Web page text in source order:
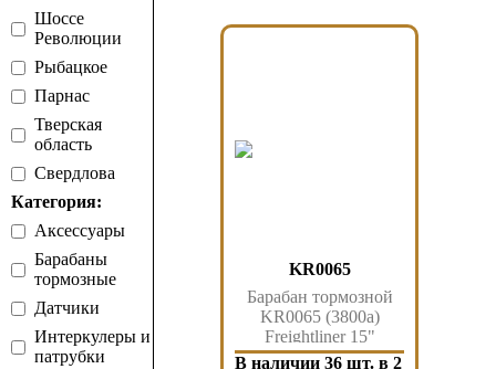
Шоссе
Революции
Рыбацкое
Парнас
Тверская
область
Свердлова
Категория:
Аксессуары
Барабаны
тормозные
Датчики
Интеркулеры и
патрубки
KR0065
Барабан тормозной
KR0065 (3800a)
Freightliner 15"
diameter 4" width 8.78"
В наличии 36 шт. в 2